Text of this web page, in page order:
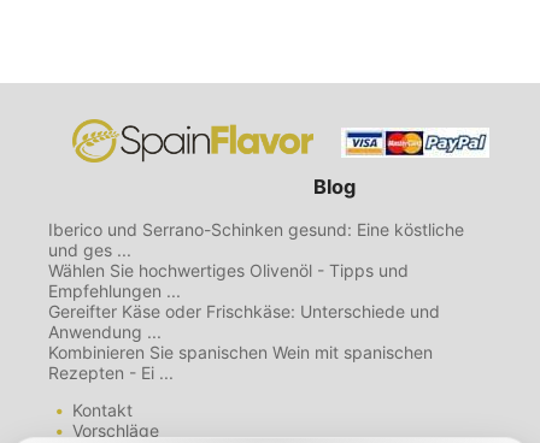
Blog
Iberico und Serrano-Schinken gesund: Eine köstliche
und ges ...
Wählen Sie hochwertiges Olivenöl - Tipps und
Empfehlungen ...
Gereifter Käse oder Frischkäse: Unterschiede und
Anwendung ...
Kombinieren Sie spanischen Wein mit spanischen
Rezepten - Ei ...
Kontakt
Vorschläge